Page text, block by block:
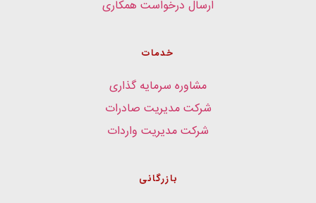
ارسال درخواست همکاری
خدمات
مشاوره سرمایه گذاری
شرکت مدیریت صادرات
شرکت مدیریت واردات
بازرگانی